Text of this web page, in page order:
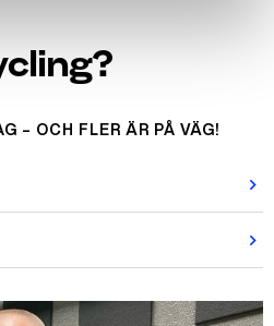
– OCH FLER ÄR PÅ VÄG!